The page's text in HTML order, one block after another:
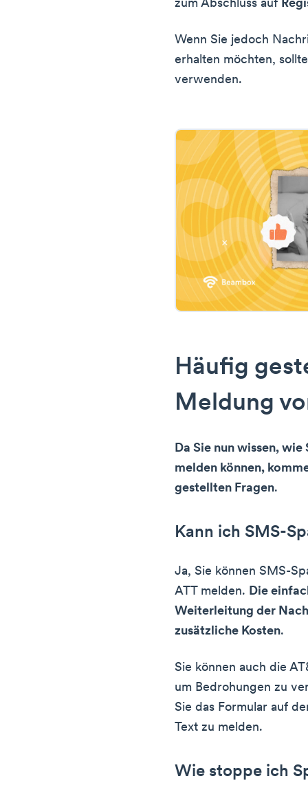
zum Abschluss auf
Wenn Sie jedoch
erhalten möchten,
verwenden.
Häufig
Meldung
Da Sie nun wissen,
melden können,
gestellten Fragen.
Kann ich SMS-
Ja, Sie können SMS-
ATT melden. Die
Weiterleitung der
zusätzliche Kosten.
Sie können auch die
um Bedrohungen zu
Sie das Formular auf
Text zu melden.
Wie stoppe ich